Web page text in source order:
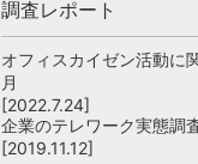
調査レポート
オフィスカイゼン活動に
月
[2022.7.24]
企業のテレワーク実態調
[2019.11.12]